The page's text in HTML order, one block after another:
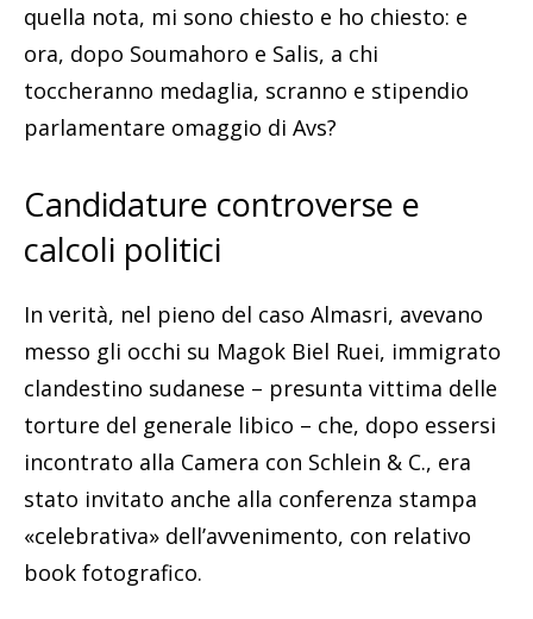
quella nota, mi sono chiesto e ho chiesto: e
ora, dopo Soumahoro e Salis, a chi
toccheranno medaglia, scranno e stipendio
parlamentare omaggio di Avs?
Candidature controverse e
calcoli politici
In verità, nel pieno del caso Almasri, avevano
messo gli occhi su Magok Biel Ruei, immigrato
clandestino sudanese – presunta vittima delle
torture del generale libico – che, dopo essersi
incontrato alla Camera con Schlein & C., era
stato invitato anche alla conferenza stampa
«celebrativa» dell’avvenimento, con relativo
book fotografico.